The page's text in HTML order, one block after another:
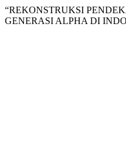
“REKONSTRUKSI
GENERASI ALPHA DI